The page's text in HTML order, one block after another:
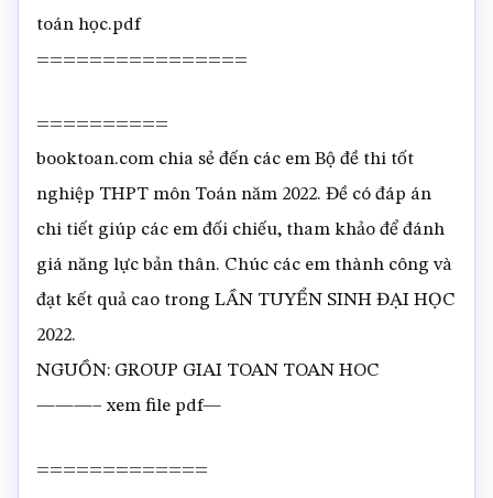
toán học.pdf
================
==========
booktoan.com chia sẻ đến các em Bộ đề thi tốt
nghiệp THPT môn Toán năm 2022. Đề có đáp án
chi tiết giúp các em đối chiếu, tham khảo để đánh
giá năng lực bản thân. Chúc các em thành công và
đạt kết quả cao trong LẦN TUYỂN SINH ĐẠI HỌC
2022.
NGUỒN: GROUP GIAI TOAN TOAN HOC
———– xem file pdf—
=============